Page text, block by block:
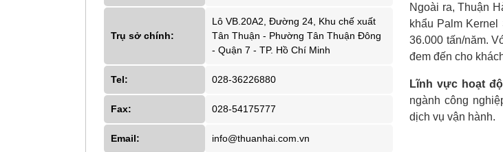
Trụ sở chính:
Lô VB.20A2, Đường 24, Khu chế xuất
Tân Thuận - Phường Tân Thuận Đông
- Quận 7 - TP. Hồ Chí Minh
Tel: 028-36226880
Fax: 028-54175777
Email: info@thuanhai.com.vn
Ngoài ra, Thuận
khẩu Palm
36.000 tấn/năm.
đem đến cho
Lĩnh vực hoạt
ngành công
dịch vụ vận hành.